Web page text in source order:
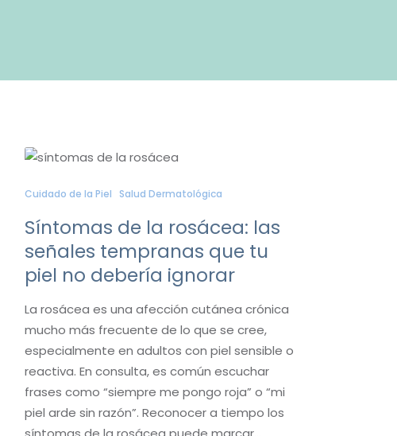
Cuidado de la Piel Salud Dermatológica
Síntomas de la rosácea: las
señales tempranas que tu
piel no debería ignorar
La rosácea es una afección cutánea crónica
mucho más frecuente de lo que se cree,
especialmente en adultos con piel sensible o
reactiva. En consulta, es común escuchar
frases como “siempre me pongo roja” o “mi
piel arde sin razón”. Reconocer a tiempo los